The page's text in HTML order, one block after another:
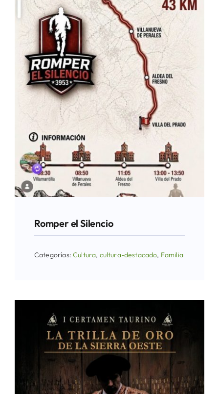
Romper el Silencio
Categorías:Cultura, cultura-destacado, Familia